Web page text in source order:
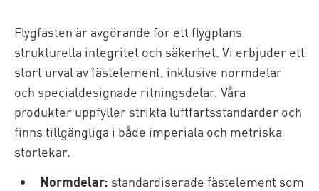
Flygfästen är avgörande för ett flygplans
strukturella integritet och säkerhet. Vi erbjuder ett
stort urval av fästelement, inklusive normdelar
och specialdesignade ritningsdelar. Våra
produkter uppfyller strikta luftfartsstandarder och
finns tillgängliga i både imperiala och metriska
storlekar.
Normdelar: standardiserade fästelement som